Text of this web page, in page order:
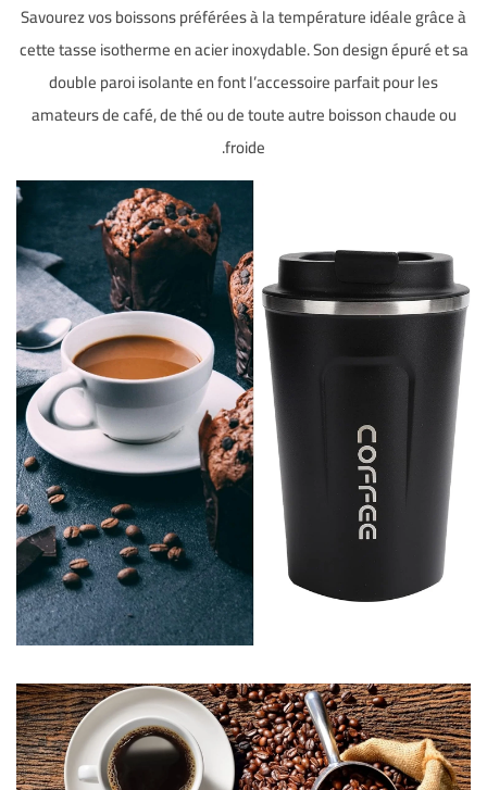
Savourez vos boissons préférées à la température idéale grâce à
cette tasse isotherme en acier inoxydable.Son design épuré et sa
double paroi isolante en font l’accessoire parfait pour les
amateurs de café, de thé ou de toute autre boisson chaude ou
froide.